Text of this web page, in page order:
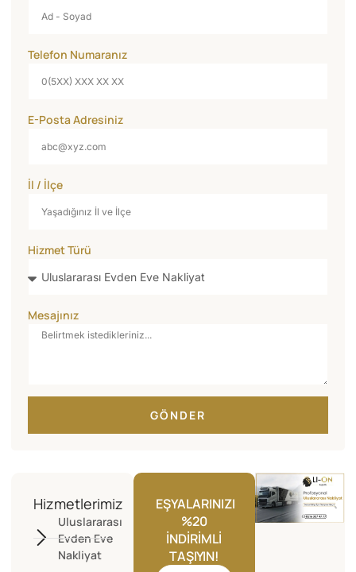
Telefon Numaranız
E-Posta Adresiniz
İl / İlçe
Hizmet Türü
Mesajınız
GÖNDER
Hizmetlerimiz
Uluslararası
Evden Eve
Nakliyat
EŞYALARINIZI
%20
İNDIRIMLI
TAŞIYIN!